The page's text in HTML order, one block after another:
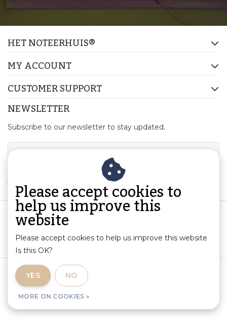
HET NOTEERHUIS®
MY ACCOUNT
CUSTOMER SUPPORT
NEWSLETTER
Subscribe to our newsletter to stay updated.
Terms and Conditions
Privacy Policy
Please accept cookies to
help us improve this
website
Please accept cookies to help us improve this website
Is this OK?
YES NO
MORE ON COOKIES »